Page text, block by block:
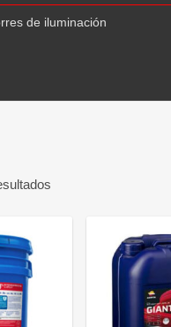
de iluminación